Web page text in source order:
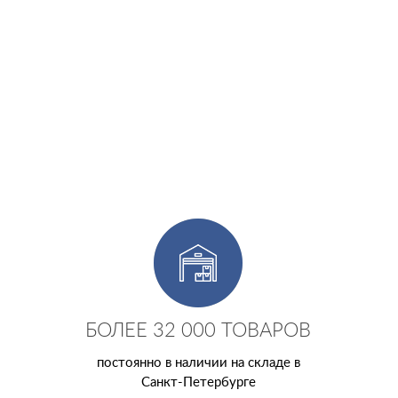
БОЛЕЕ 32 000 ТОВАРОВ
постоянно в наличии на складе в
Санкт-Петербурге